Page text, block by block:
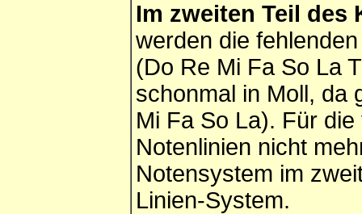
Im zweiten Teil des
werden die
(Do Re Mi Fa So La
schonmal in Moll, da
Mi Fa So La). Für
Notenlinien nicht
Notensystem im
Linien-System.